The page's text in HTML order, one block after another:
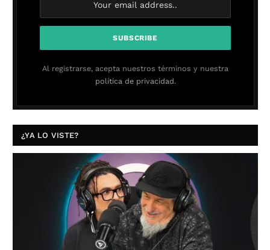
Al registrarse, acepta nuestros términos y nuestra
política de privacidad.
¿YA LO VISTE?